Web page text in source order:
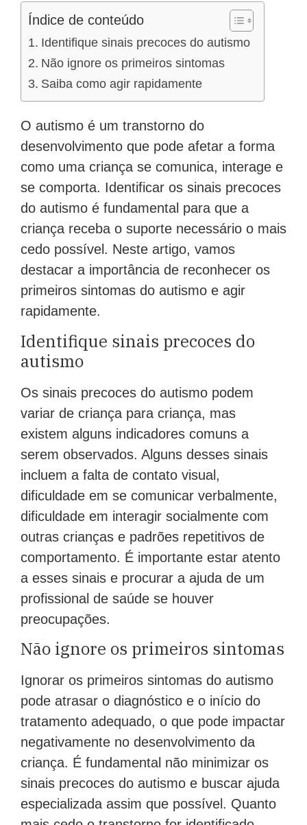
Índice de conteúdo
Identifique sinais precoces do autismo
Não ignore os primeiros sintomas
Saiba como agir rapidamente
O autismo é um transtorno do
desenvolvimento que pode afetar a forma
como uma criança se comunica, interage e
se comporta. Identificar os sinais precoces
do autismo é fundamental para que a
criança receba o suporte necessário o mais
cedo possível. Neste artigo, vamos
destacar a importância de reconhecer os
primeiros sintomas do autismo e agir
rapidamente.
Identifique sinais precoces do
autismo
Os sinais precoces do autismo podem
variar de criança para criança, mas
existem alguns indicadores comuns a
serem observados. Alguns desses sinais
incluem a falta de contato visual,
dificuldade em se comunicar verbalmente,
dificuldade em interagir socialmente com
outras crianças e padrões repetitivos de
comportamento. É importante estar atento
a esses sinais e procurar a ajuda de um
profissional de saúde se houver
preocupações.
Não ignore os primeiros sintomas
Ignorar os primeiros sintomas do autismo
pode atrasar o diagnóstico e o início do
tratamento adequado, o que pode impactar
negativamente no desenvolvimento da
criança. É fundamental não minimizar os
sinais precoces do autismo e buscar ajuda
especializada assim que possível. Quanto